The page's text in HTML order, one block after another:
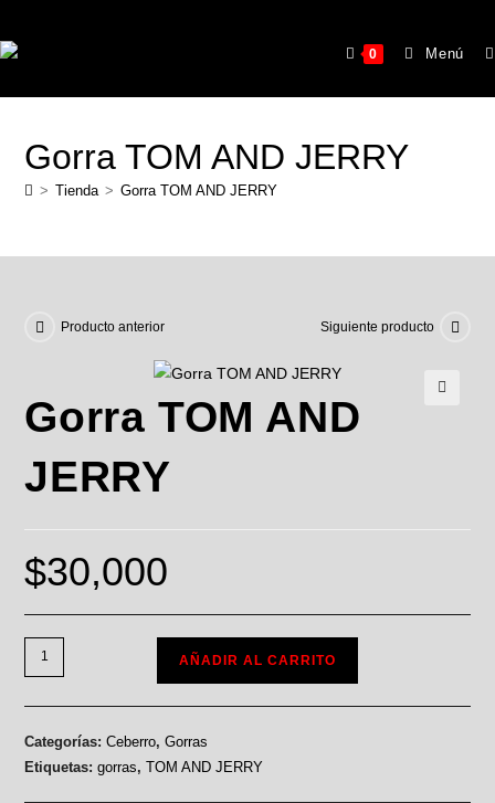
0 Menú
Gorra TOM AND JERRY
> Tienda > Gorra TOM AND JERRY
Producto anterior Siguiente producto
Gorra TOM AND
JERRY
$30,000
AÑADIR AL CARRITO
Categorías:Ceberro,Gorras
Etiquetas:gorras,TOM AND JERRY